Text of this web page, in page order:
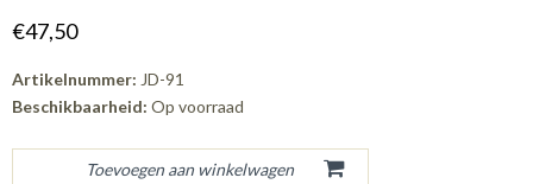
€47,50
Artikelnummer: JD-91
Beschikbaarheid: Op voorraad